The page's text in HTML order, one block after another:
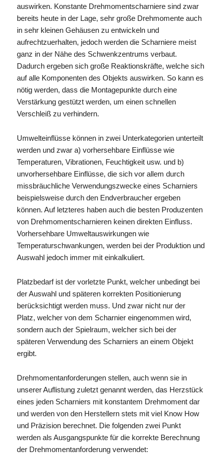
auswirken. Konstante Drehmomentscharniere sind zwar
bereits heute in der Lage, sehr große Drehmomente auch
in sehr kleinen Gehäusen zu entwickeln und
aufrechtzuerhalten, jedoch werden die Scharniere meist
ganz in der Nähe des Schwenkzentrums verbaut.
Dadurch ergeben sich große Reaktionskräfte, welche sich
auf alle Komponenten des Objekts auswirken. So kann es
nötig werden, dass die Montagepunkte durch eine
Verstärkung gestützt werden, um einen schnellen
Verschleiß zu verhindern.
Umwelteinflüsse können in zwei Unterkategorien unterteilt
werden und zwar a) vorhersehbare Einflüsse wie
Temperaturen, Vibrationen, Feuchtigkeit usw. und b)
unvorhersehbare Einflüsse, die sich vor allem durch
missbräuchliche Verwendungszwecke eines Scharniers
beispielsweise durch den Endverbraucher ergeben
können. Auf letzteres haben auch die besten Produzenten
von Drehmomentscharnieren keinen direkten Einfluss.
Vorhersehbare Umweltauswirkungen wie
Temperaturschwankungen, werden bei der Produktion und
Auswahl jedoch immer mit einkalkuliert.
Platzbedarf ist der vorletzte Punkt, welcher unbedingt bei
der Auswahl und späteren korrekten Positionierung
berücksichtigt werden muss. Und zwar nicht nur der
Platz, welcher von dem Scharnier eingenommen wird,
sondern auch der Spielraum, welcher sich bei der
späteren Verwendung des Scharniers an einem Objekt
ergibt.
Drehmomentanforderungen stellen, auch wenn sie in
unserer Auflistung zuletzt genannt werden, das Herzstück
eines jeden Scharniers mit konstantem Drehmoment dar
und werden von den Herstellern stets mit viel Know How
und Präzision berechnet. Die folgenden zwei Punkt
werden als Ausgangspunkte für die korrekte Berechnung
der Drehmomentanforderung verwendet: